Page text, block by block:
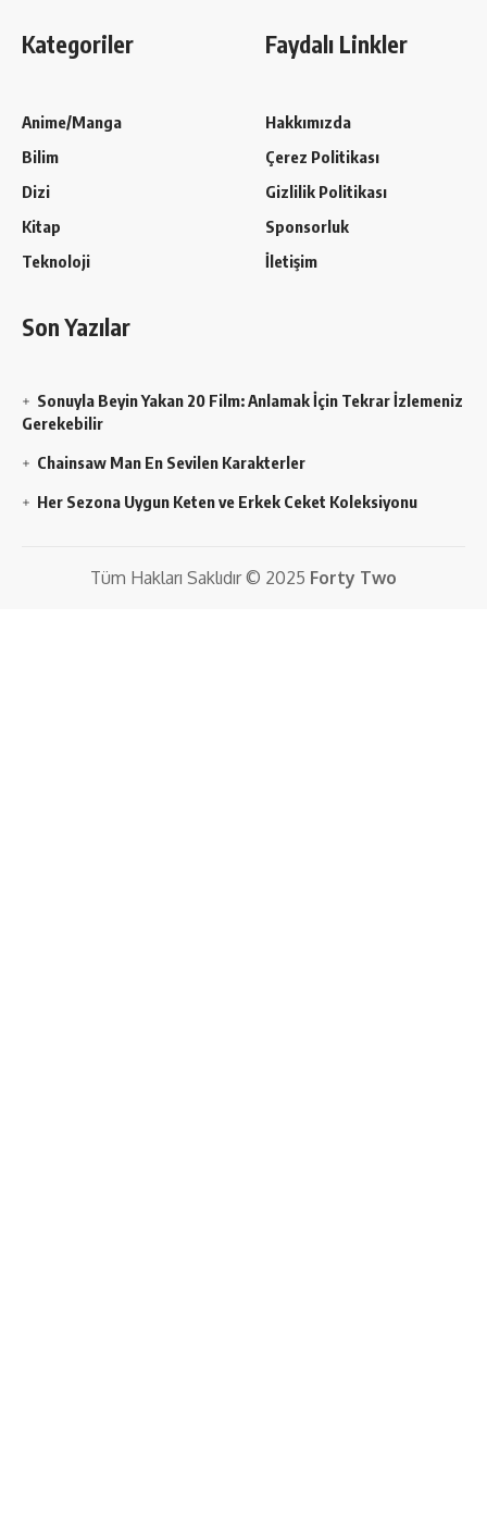
Kategoriler
Anime/Manga
Bilim
Dizi
Kitap
Teknoloji
Faydalı Linkler
Hakkımızda
Çerez Politikası
Gizlilik Politikası
Sponsorluk
İletişim
Son Yazılar
Sonuyla Beyin Yakan 20 Film: Anlamak İçin Tekrar İzlemeniz
Gerekebilir
Chainsaw Man En Sevilen Karakterler
Her Sezona Uygun Keten ve Erkek Ceket Koleksiyonu
Tüm Hakları Saklıdır © 2025 Forty Two